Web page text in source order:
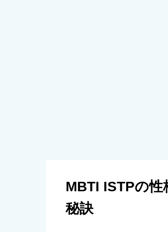
MBTI ISTPの
秘訣